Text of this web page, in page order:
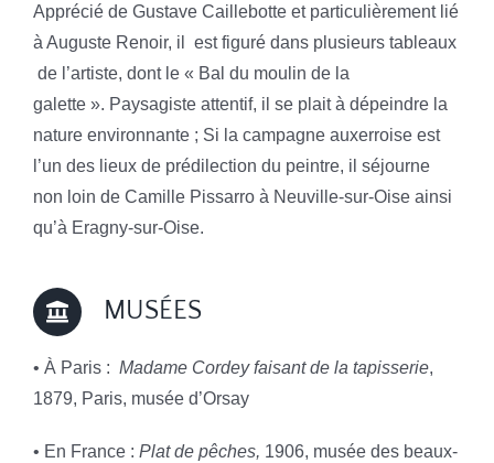
Apprécié de Gustave Caillebotte et particulièrement lié
à Auguste Renoir, il
est figuré dans plusieurs tableaux
de l’artiste, dont le « Bal du moulin de la
galette ». Paysagiste attentif, il se plait à dépeindre la
nature environnante ; Si la campagne auxerroise est
l’un des lieux de prédilection du peintre, il séjourne
non loin de Camille Pissarro à Neuville-sur-Oise ainsi
qu’à Eragny-sur-Oise.
MUSÉES
• À Paris : Madame Cordey faisant de la tapisserie,
1879, Paris, musée d’Orsay
• En France : Plat de pêches, 1906, musée des beaux-